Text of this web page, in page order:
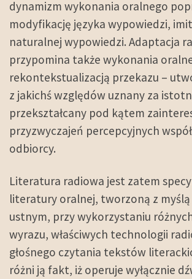
dynamizm wykonania oralnego
modyfikację języka wypowiedzi,
naturalnej wypowiedzi. Adaptacja
przypomina także wykonania
rekontekstualizacją przekazu –
z jakichś względów uznany za
przekształcany pod kątem
przyzwyczajeń percepcyjnych
odbiorcy.
Literatura radiowa jest zatem
literatury oralnej, tworzoną z
ustnym, przy wykorzystaniu
wyrazu, właściwych technologii
głośnego czytania tekstów
różni ją fakt, iż operuje wyłącznie